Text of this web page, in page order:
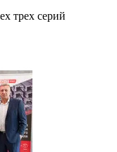
трех серий